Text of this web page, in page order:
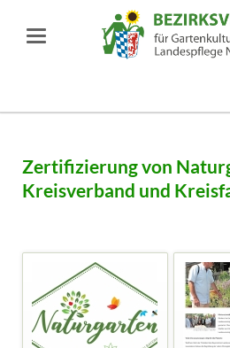
Zertifizierung von
Kreisverband und